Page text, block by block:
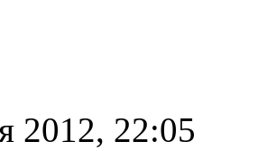
2012, 22:05